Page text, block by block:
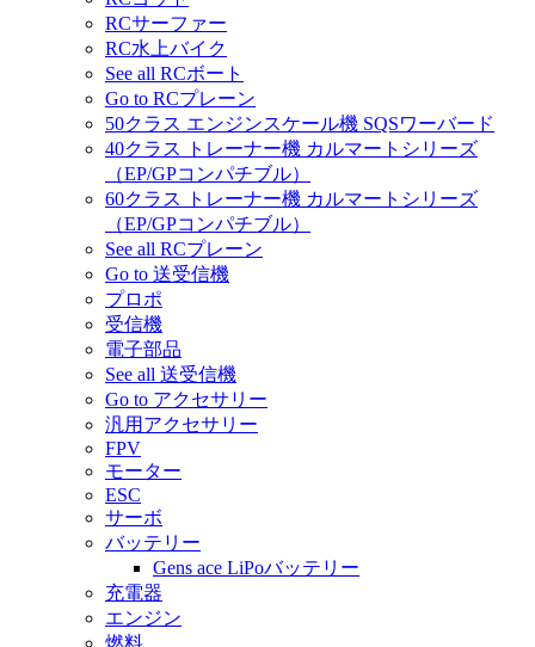
RCサーファー
RC水上バイク
See all RCボート
Go to RCプレーン
50クラス エンジンスケール機 SQSワーバード
40クラス トレーナー機 カルマートシリーズ
（EP/GPコンパチブル）
60クラス トレーナー機 カルマートシリーズ
（EP/GPコンパチブル）
See all RCプレーン
Go to 送受信機
プロポ
受信機
電子部品
See all 送受信機
Go to アクセサリー
汎用アクセサリー
FPV
モーター
ESC
サーボ
バッテリー
Gens ace LiPoバッテリー
充電器
エンジン